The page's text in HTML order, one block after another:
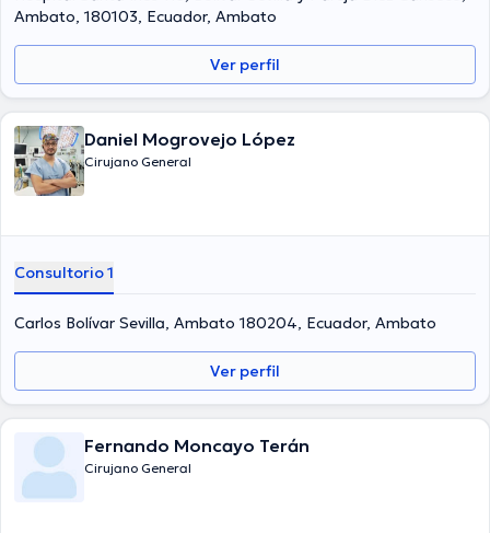
Ambato, 180103, Ecuador, Ambato
Ver perfil
Daniel Mogrovejo López
Cirujano General
Consultorio 1
Carlos Bolívar Sevilla, Ambato 180204, Ecuador, Ambato
Ver perfil
Fernando Moncayo Terán
Cirujano General